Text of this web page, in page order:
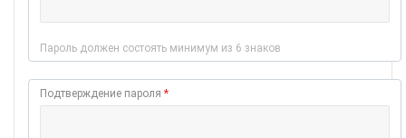
Пароль должен состоять минимум из 6 знаков
Подтверждение пароля *